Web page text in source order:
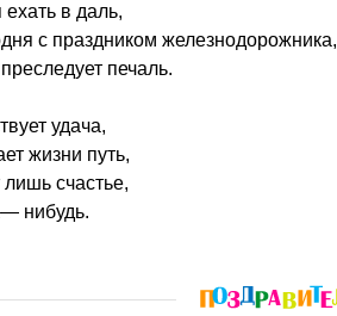
в даль,
с праздником железнодорожника,
печаль.
удача,
жизни путь,
счастье,
нибудь.